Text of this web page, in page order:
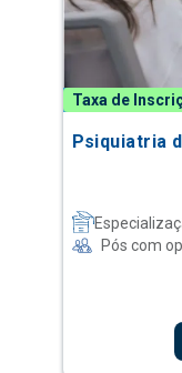
Taxa de
Psiquiatria
Pós com